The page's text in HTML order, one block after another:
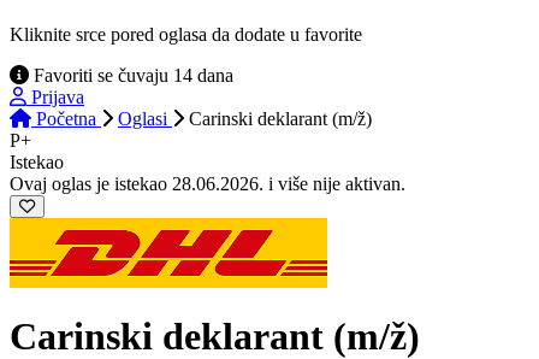
Kliknite srce pored oglasa da dodate u favorite
Favoriti se čuvaju 14 dana
Prijava
Početna
Oglasi
Carinski deklarant (m/ž)
P+
Istekao
Ovaj oglas je istekao 28.06.2026. i više nije aktivan.
Carinski deklarant (m/ž)